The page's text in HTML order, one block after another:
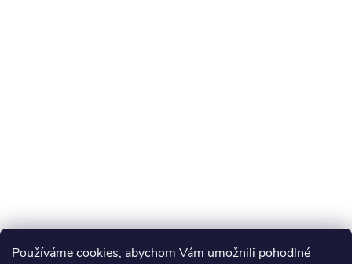
Používáme cookies, abychom Vám umožnili pohodlné